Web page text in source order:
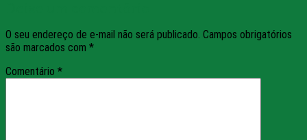
O seu endereço de e-mail não será publicado. Campos obrigatórios
são marcados com *
Comentário *